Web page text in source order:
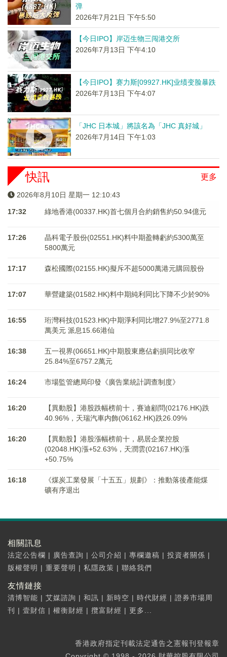
弹
2026年7月21日 下午5:50
【今日IPO】岸迈生物三闯港交所
2026年7月13日 下午4:10
【今日IPO】赛力斯[09927.HK]业绩变脸暴跌
2026年7月13日 下午4:07
「JHC 日本城」將該名為「JHC 真好城」
2026年7月14日 下午1:03
更多
快訊
2026年8月10日 星期一 12:10:44
17:32 綠地香港(00337.HK)首七個月合約銷售約50.94億元
17:26
晶科電子股份(02551.HK)料中期盈轉虧約5300萬至
5800萬元
17:17 森松國際(02155.HK)擬斥不超5000萬港元購回股份
17:07 華營建築(01582.HK)料中期純利同比下降不少於90%
16:55
珩灣科技(01523.HK)中期淨利同比增27.9%至2771.8
萬美元 派息15.66港仙
16:38
五一視界(06651.HK)中期股東應佔虧損同比收窄
25.84%至6757.2萬元
16:24 市場監管總局印發《廣告業統計調查制度》
16:20
【異動股】港股跌幅榜前十，賽迪顧問(02176.HK)跌
40.96%，天瑞汽車内飾(06162.HK)跌26.09%
16:20
【異動股】港股漲幅榜前十，易居企業控股
(02048.HK)漲+52.63%，天潤雲(02167.HK)漲
+50.75%
16:18
《煤炭工業發展「十五五」規劃》：推動落後產能煤
礦有序退出
相關訊息
法定公告欄 | 廣告查詢 | 公司介紹 | 專欄邀稿 | 投資者關係 |
版權聲明 | 重要聲明 | 私隱政策 | 聯絡我們
友情鏈接
清博智能 | 艾媒諮詢 | 和訊 | 新時空 | 時代財經 | 證券市場周
刊
| 壹財信 | 權衡財經 | 攬富財經 | 更多...
香港政府指定刊載法定通告之憲報刊登報章